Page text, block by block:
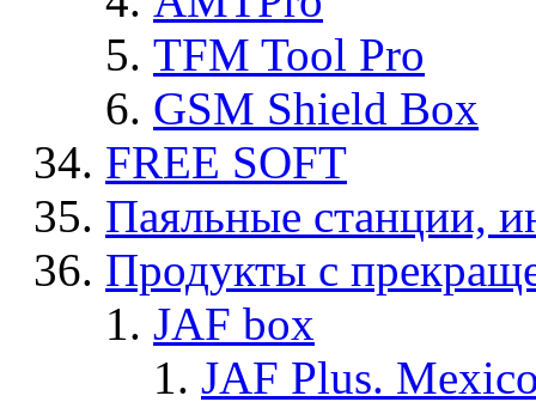
TFM Tool Pro
GSM Shield Box
FREE SOFT
Паяльные станции,
Продукты с
JAF box
JAF Plus.